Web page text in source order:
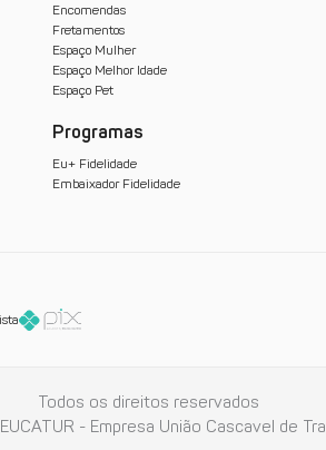
Encomendas
Fretamentos
Espaço Mulher
Espaço Melhor Idade
Espaço Pet
Programas
Eu+ Fidelidade
Embaixador Fidelidade
Todos os direitos reservados
- Empresa União Cascavel de